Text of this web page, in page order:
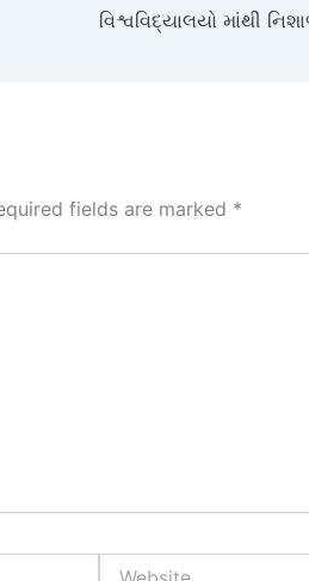
વિશ્વવિદ્યાલયો માંથી
fields are marked *